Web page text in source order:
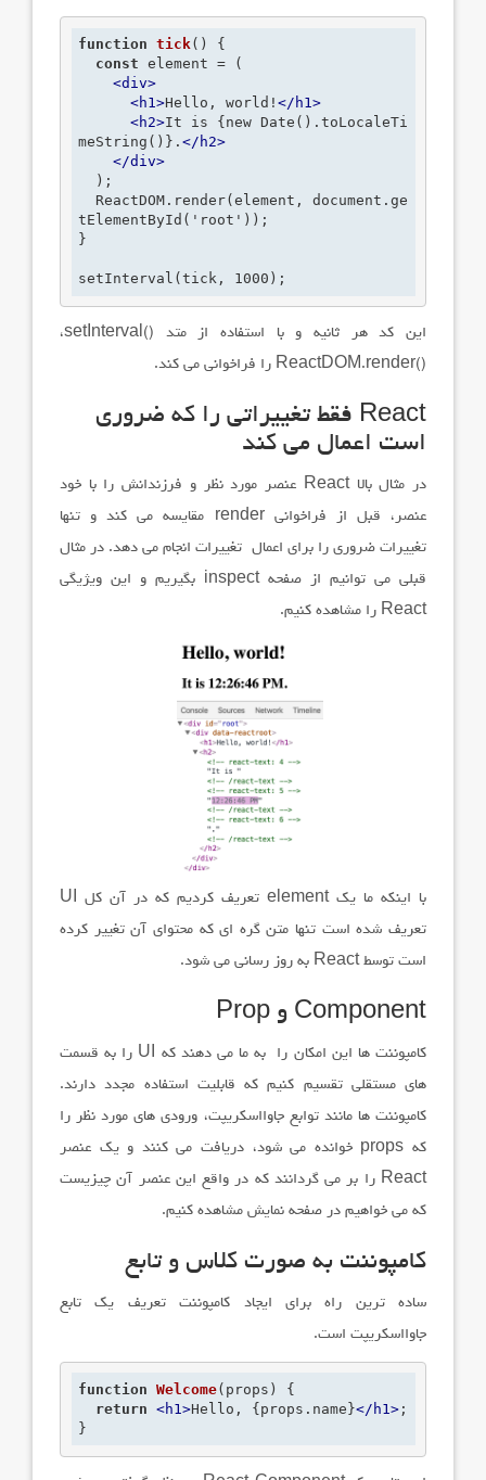
function tick()
{
const element = (
<div>
<h1>Hello, world! </ h1>
<h2>It is {new Date().toLocaleTi
meString()}. </ h2>
</div>
tElementById('root'));
}
setInterval(tick, 1000);
این کد هر ثانیه و با استفاده از متد setInterval()،
ReactDOM.render() را فراخوانی می کند.
React فقط تغییراتی را که ضروری
است اعمال می کند
در مثال بالاReact عنصر مورد نظر و فرزندانش را با خود
عنصر، قبل از فراخوانیrender مقایسه می کند و تنها
تغییرات ضروری را برای اعمال تغییرات انجام می دهد. در مثال
قبلی می توانیم از صفحهinspect بگیریم و این ویژیگی
React را مشاهده کنیم.
با اینکه ما یکelement تعریف کردیم که در آن کل UI
تعریف شده است تنها متن گره ای که محتوای آن تغییر کرده
است توسطReact به روز رسانی می شود.
Component و Prop
کامپوننتها این امکان را به ما می دهند که UI را به قسمت
های مستقلی تقسیم کنیم که قابلیت استفاده مجدد دارند.
کامپوننت ها مانند توابع جاوااسکریپت، ورودی های مورد نظر را
که props خوانده می شود، دریافت می کنند و یک عنصر
React را بر می گردانند که در واقع این عنصر آن چیزیست
که می خواهیم در صفحه نمایش مشاهده کنیم.
کامپوننت به صورت کلاس و تابع
ساده ترین راه برای ایجاد کامپوننت تعریف یک تابع
جاوااسکریپت است.
function Welcome(props)
{
return <h1 >Hello, {props.name}</ h1 > ;
}